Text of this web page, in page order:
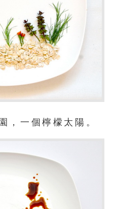
，一個檸檬太陽。